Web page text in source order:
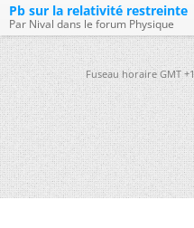
Pb sur la relativité restreinte
Par Nival dans le forum Physique
Fuseau horaire GMT